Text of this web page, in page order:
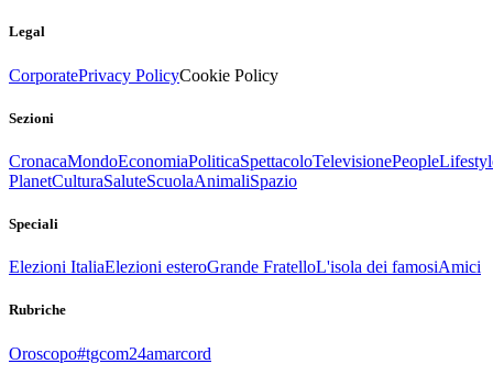
Legal
CorporatePrivacy PolicyCookie Policy
Sezioni
CronacaMondoEconomiaPoliticaSpettacoloTelevisionePeople
PlanetCulturaSaluteScuolaAnimaliSpazio
Speciali
Elezioni ItaliaElezioni esteroGrande FratelloL'isola dei famosiAmici
Rubriche
Oroscopo#tgcom24amarcord